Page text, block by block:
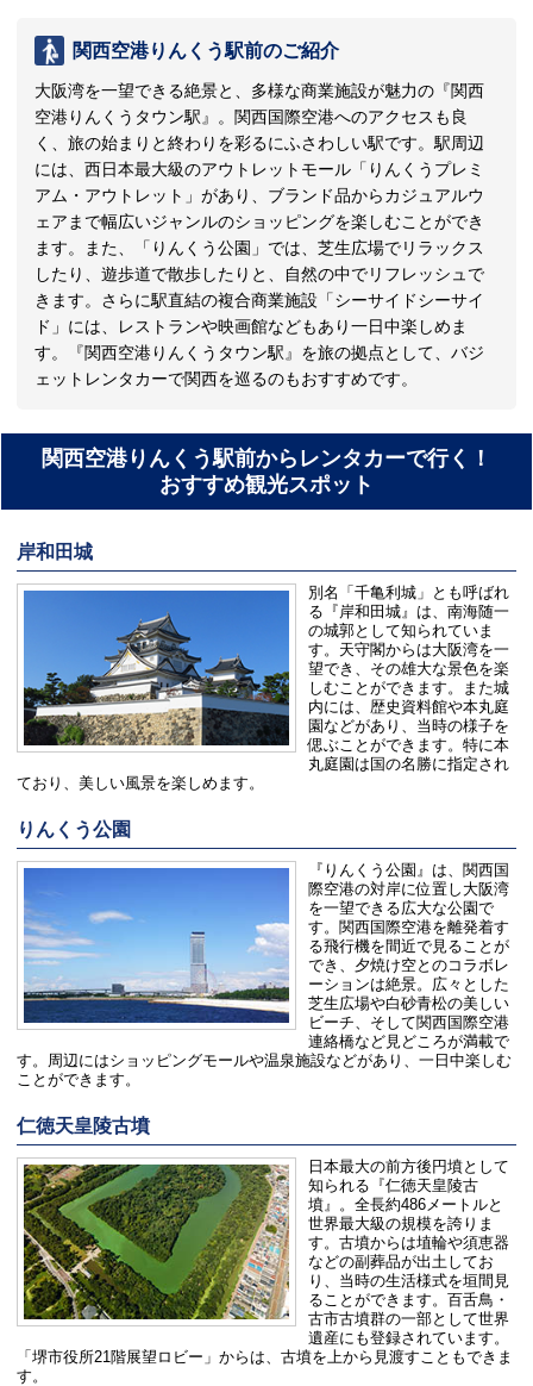
関西空港りんくう駅前のご紹介
大阪湾を一望できる絶景と、多様な商業施設が魅力の『関西
空港りんくうタウン駅』。関西国際空港へのアクセスも良
く、旅の始まりと終わりを彩るにふさわしい駅です。駅周辺
には、西日本最大級のアウトレットモール「りんくうプレミ
アム・アウトレット」があり、ブランド品からカジュアルウ
ェアまで幅広いジャンルのショッピングを楽しむことができ
ます。また、「りんくう公園」では、芝生広場でリラックス
したり、遊歩道で散歩したりと、自然の中でリフレッシュで
きます。さらに駅直結の複合商業施設「シーサイドシーサイ
ド」には、レストランや映画館などもあり一日中楽しめま
す。『関西空港りんくうタウン駅』を旅の拠点として、バジ
ェットレンタカーで関西を巡るのもおすすめです。
関西空港りんくう駅前からレンタカーで行く！
おすすめ観光スポット
岸和田城
別名「千亀利城」とも呼ばれ
る『岸和田城』は、南海随一
の城郭として知られていま
す。天守閣からは大阪湾を一
望でき、その雄大な景色を楽
しむことができます。また城
内には、歴史資料館や本丸庭
園などがあり、当時の様子を
偲ぶことができます。特に本
丸庭園は国の名勝に指定され
ており、美しい風景を楽しめます。
りんくう公園
『りんくう公園』は、関西国
際空港の対岸に位置し大阪湾
を一望できる広大な公園で
す。関西国際空港を離発着す
る飛行機を間近で見ることが
でき、夕焼け空とのコラボレ
ーションは絶景。広々とした
芝生広場や白砂青松の美しい
ビーチ、そして関西国際空港
連絡橋など見どころが満載で
す。周辺にはショッピングモールや温泉施設などがあり、一日中楽しむ
ことができます。
仁徳天皇陵古墳
日本最大の前方後円墳として
知られる『仁徳天皇陵古
墳』。全長約486メートルと
世界最大級の規模を誇りま
す。古墳からは埴輪や須恵器
などの副葬品が出土してお
り、当時の生活様式を垣間見
ることができます。百舌鳥・
古市古墳群の一部として世界
遺産にも登録されています。
「堺市役所21階展望ロビー」からは、古墳を上から見渡すこともできま
す。